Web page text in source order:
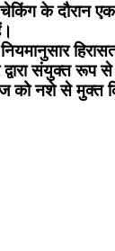
चेकिंग के
द्वारा संयुक्त
को नशे से मुक्त